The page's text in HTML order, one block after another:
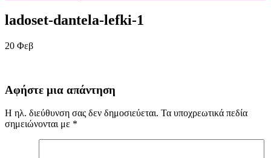
ladoset-dantela-lefki-1
20 Φεβ
Αφήστε μια απάντηση
Η ηλ. διεύθυνση σας δεν δημοσιεύεται. Τα υποχρεωτικά πεδία
σημειώνονται με *